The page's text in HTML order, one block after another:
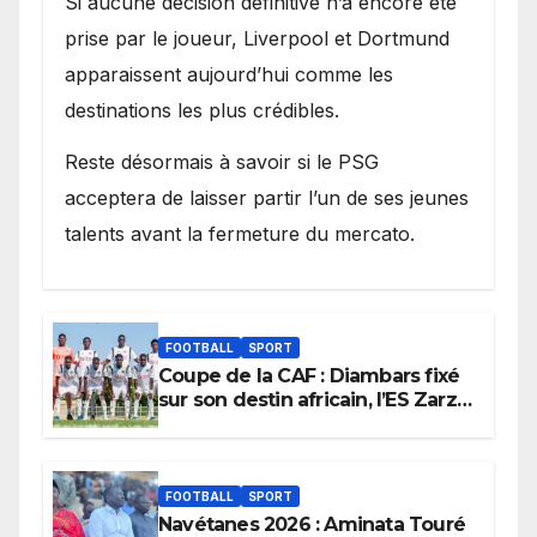
prise par le joueur, Liverpool et Dortmund
apparaissent aujourd’hui comme les
destinations les plus crédibles.
Reste désormais à savoir si le PSG
acceptera de laisser partir l’un de ses jeunes
talents avant la fermeture du mercato.
FOOTBALL SPORT
Coupe de la CAF : Diambars fixé
sur son destin africain, l’ES Zarzis
FOOTBALL SPORT
Navétanes 2026 : Aminata Touré